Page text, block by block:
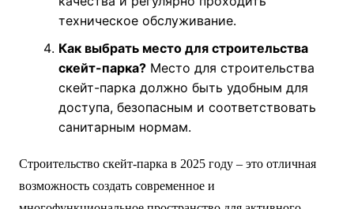
техническое обслуживание.
Как выбрать место для строительства
скейт-парка?Место для строительства
скейт-парка должно быть удобным для
доступа, безопасным и соответствовать
санитарным нормам.
Строительство скейт-парка в 2025 году – это отличная
возможность создать современное и